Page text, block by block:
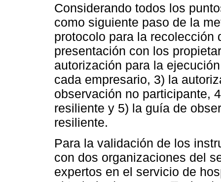
Considerando todos los
como siguiente paso de la
protocolo para la recolección
presentación con los
autorización para la
cada empresario, 3) la
observación no participante,
resiliente y 5) la guía de
resiliente.
Para la validación de los
con dos organizaciones del
expertos en el servicio de